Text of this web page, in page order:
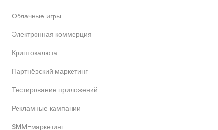
Облачные игры
Электронная коммерция
Криптовалюта
Партнёрский маркетинг
Тестирование приложений
Рекламные кампании
SMM-маркетинг